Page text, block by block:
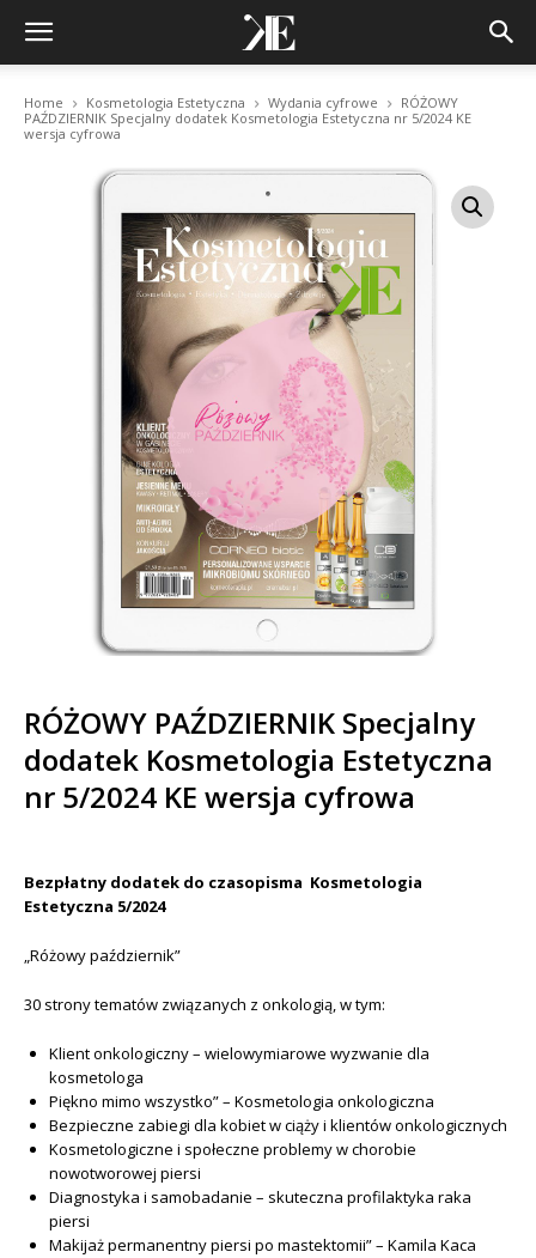
Home Kosmetologia Estetyczna Wydania cyfrowe
RÓŻOWY
PAŹDZIERNIK Specjalny dodatek Kosmetologia Estetyczna nr 5/2024 KE
wersja cyfrowa
RÓŻOWY PAŹDZIERNIK Specjalny
dodatek Kosmetologia Estetyczna
nr 5/2024 KE wersja cyfrowa
Bezpłatny dodatek do czasopisma Kosmetologia
Estetyczna 5/2024
„Różowy październik”
30 strony tematów związanych z onkologią, w tym:
Klient onkologiczny – wielowymiarowe wyzwanie dla
kosmetologa
Piękno mimo wszystko” – Kosmetologia onkologiczna
Bezpieczne zabiegi dla kobiet w ciąży i klientów onkologicznych
Kosmetologiczne i społeczne problemy w chorobie
nowotworowej piersi
Diagnostyka i samobadanie – skuteczna profilaktyka raka
piersi
Makijaż permanentny piersi po mastektomii” – Kamila Kaca